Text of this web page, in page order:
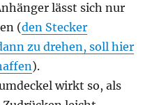
lässt sich nur
(den Stecker
zu drehen, soll hier
).
wirkt so, als